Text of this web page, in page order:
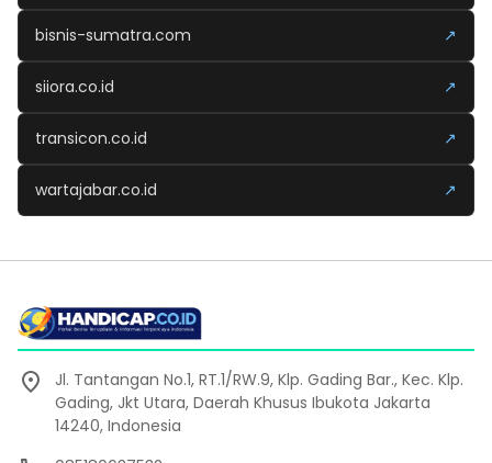
bisnis-sumatra.com ↗
siiora.co.id ↗
transicon.co.id ↗
wartajabar.co.id ↗
Jl. Tantangan No.1, RT.1/RW.9, Klp. Gading Bar., Kec. Klp.
Gading, Jkt Utara, Daerah Khusus Ibukota Jakarta
14240, Indonesia